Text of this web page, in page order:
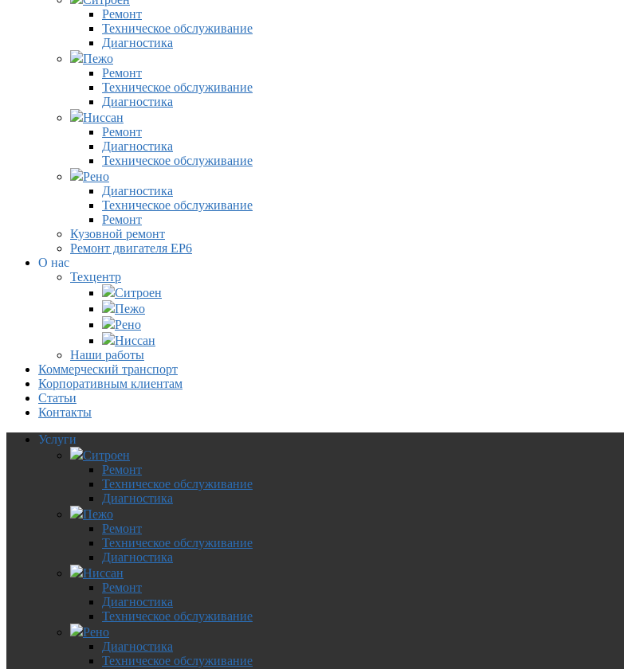
Ремонт
Техническое обслуживание
Диагностика
Пежо
Ремонт
Техническое обслуживание
Диагностика
Ниссан
Ремонт
Диагностика
Техническое обслуживание
Рено
Диагностика
Техническое обслуживание
Ремонт
Кузовной ремонт
Ремонт двигателя EP6
О нас
Техцентр
Ситроен
Пежо
Рено
Ниссан
Наши работы
Коммерческий транспорт
Корпоративным клиентам
Статьи
Контакты
Услуги
Ситроен
Ремонт
Техническое обслуживание
Диагностика
Пежо
Ремонт
Техническое обслуживание
Диагностика
Ниссан
Ремонт
Диагностика
Техническое обслуживание
Рено
Диагностика
Техническое обслуживание